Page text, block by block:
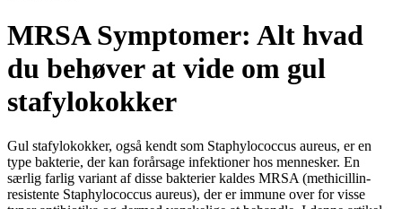
MRSA Symptomer: Alt hvad
du behøver at vide om gul
stafylokokker
Gul stafylokokker, også kendt som Staphylococcus aureus, er en
type bakterie, der kan forårsage infektioner hos mennesker. En
særlig farlig variant af disse bakterier kaldes MRSA (methicillin-
resistente Staphylococcus aureus), der er immune over for visse